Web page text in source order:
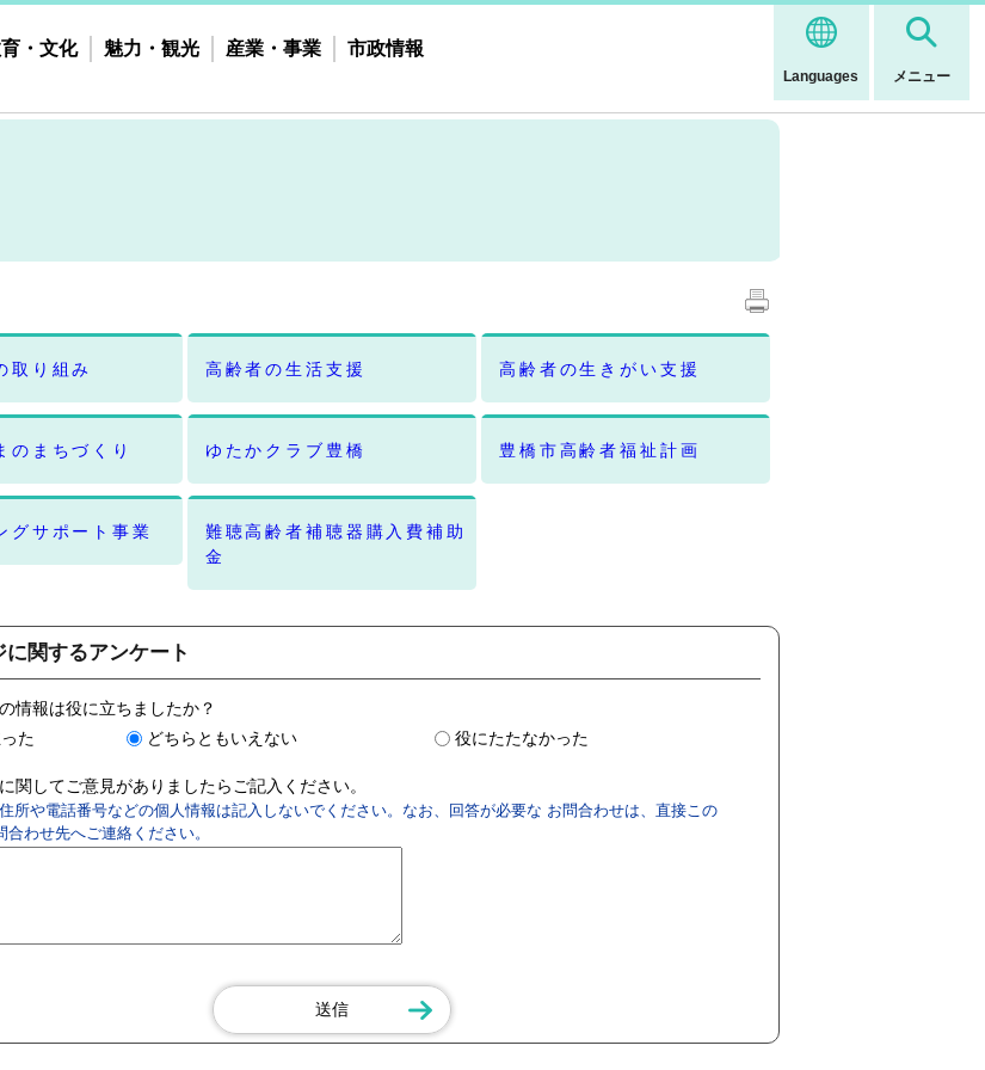
Languages メニュー
・文化 魅力・観光 産業・事業 市政情報
取り組み 高齢者の生活支援 高齢者の生きがい支援
のまちづくり ゆたかクラブ豊橋 豊橋市高齢者福祉計画
グサポート事業
難聴高齢者補聴器購入費補助
金
に関するアンケート
情報は役に立ちましたか？
た
どちらともいえない 役にたたなかった
関してご意見がありましたらご記入ください。
住所や電話番号などの個人情報は記入しないでください。なお、回答が必要な お問合わせは、直接この
合わせ先へご連絡ください。